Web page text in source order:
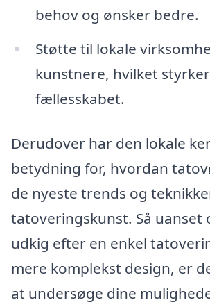
behov og ønsker bedre.
Støtte til lokale
kunstnere, hvilket styrker
fællesskabet.
Derudover har den lokale
betydning for, hvordan
de nyeste trends og
tatoveringskunst. Så uanset
udkig efter en enkel
mere komplekst design, er
at undersøge dine